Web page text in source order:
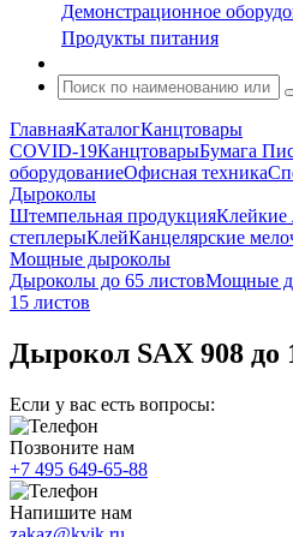
Демонстрационное
Продукты питания
ГлавнаяКаталогКанцтовары
COVID-19КанцтоварыБумага
оборудованиеОфисная техника
Дыроколы
Штемпельная продукцияКлейкие
степлерыКлейКанцелярские
Мощные дыроколы
Дыроколы до 65 листовМощные
15 листов
Дырокол SAX 908 до
Если у вас есть вопросы:
Позвоните нам
+7 495 649-65-88
Напишите нам